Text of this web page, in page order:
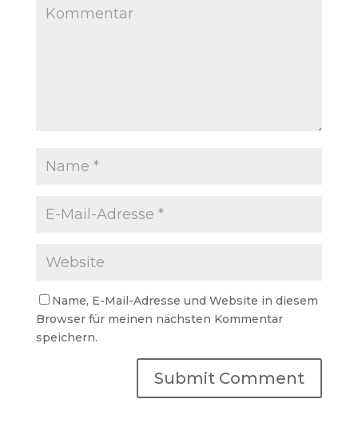
Name, E-Mail-Adresse und Website in diesem
Browser für meinen nächsten Kommentar
speichern.